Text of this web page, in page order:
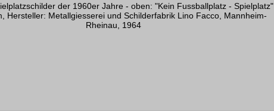
der 1960er Jahre - oben: "Kein Fussballplatz - Spielplatz"
Hersteller: Metallgiesserei und Schilderfabrik Lino Facco, Mannheim-
Rheinau, 1964